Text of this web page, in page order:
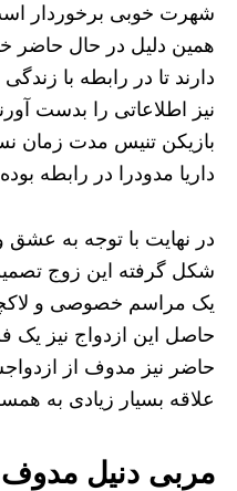
شهرت خوبی برخوردار
همین دلیل در حال حاضر
دارند تا در رابطه با
نیز اطلاعاتی را بدست
بازیکن تنیس مدت زمان
داریا مدودرا در رابطه
در نهایت با توجه به عشق
یک مراسم خصوصی و
حاصل این ازدواج نیز یک
حاضر نیز مدوف از
علاقه بسیار زیادی به
مربی دنیل